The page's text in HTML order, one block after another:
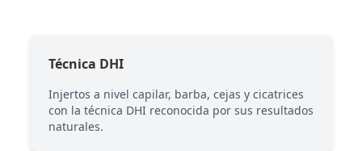
Técnica DHI
Injertos a nivel capilar, barba, cejas y cicatrices
con la técnica DHI reconocida por sus resultados
naturales.